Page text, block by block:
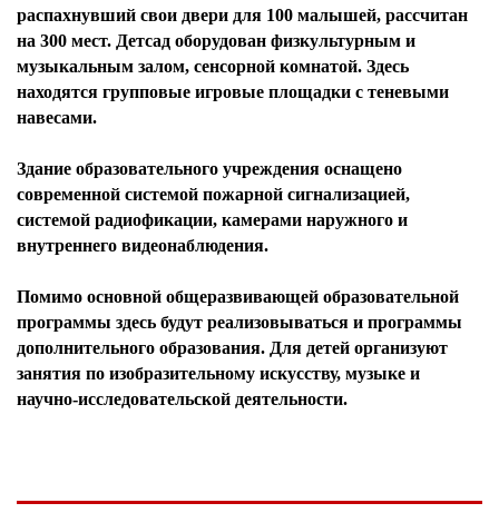
распахнувший свои двери для 100 малышей, рассчитан
на 300 мест. Детсад оборудован физкультурным и
музыкальным залом, сенсорной комнатой. Здесь
находятся групповые игровые площадки с теневыми
навесами.
Здание образовательного учреждения оснащено
современной системой пожарной сигнализацией,
системой радиофикации, камерами наружного и
внутреннего видеонаблюдения.
Помимо основной общеразвивающей образовательной
программы здесь будут реализовываться и программы
дополнительного образования. Для детей организуют
занятия по изобразительному искусству, музыке и
научно-исследовательской деятельности.